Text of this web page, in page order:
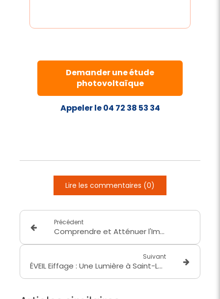
Demander une étude
photovoltaïque
Appeler le 04 72 38 53 34
Lire les commentaires (0)
Précédent
Comprendre et Atténuer l'Impact de la Hausse des Tarifs Électriques : Stratégies pour Maîtriser Vos Factures
Suivant
ÉVEIL Eiffage : Une Lumière à Saint-Laurent-de-Mure avec AVENIR ÉNERGIE